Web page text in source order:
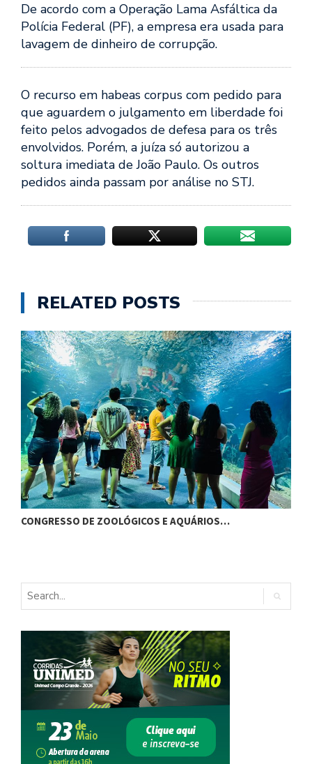
De acordo com a Operação Lama Asfáltica da
Polícia Federal (PF), a empresa era usada para
lavagem de dinheiro de corrupção.
O recurso em habeas corpus com pedido para
que aguardem o julgamento em liberdade foi
feito pelos advogados de defesa para os três
envolvidos. Porém, a juíza só autorizou a
soltura imediata de João Paulo. Os outros
pedidos ainda passam por análise no STJ.
RELATED POSTS
CONGRESSO DE ZOOLÓGICOS E AQUÁRIOS…